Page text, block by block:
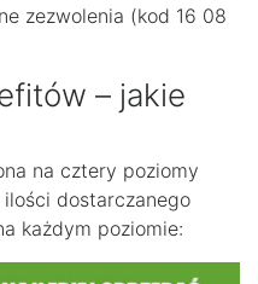
zezwolenia (kod 16 08
– jakie
na cztery poziomy
dostarczanego
każdym poziomie: